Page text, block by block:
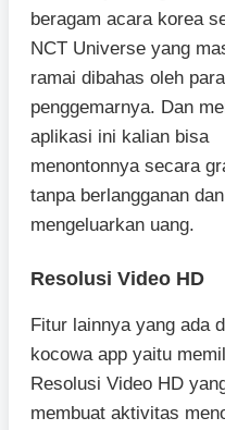
beragam acara korea
NCT Universe yang
ramai dibahas oleh para
penggemarnya. Dan
aplikasi ini kalian bisa
menontonnya secara
tanpa berlangganan dan
mengeluarkan uang.
Resolusi Video HD
Fitur lainnya yang ada
kocowa app yaitu
Resolusi Video HD
membuat aktivitas